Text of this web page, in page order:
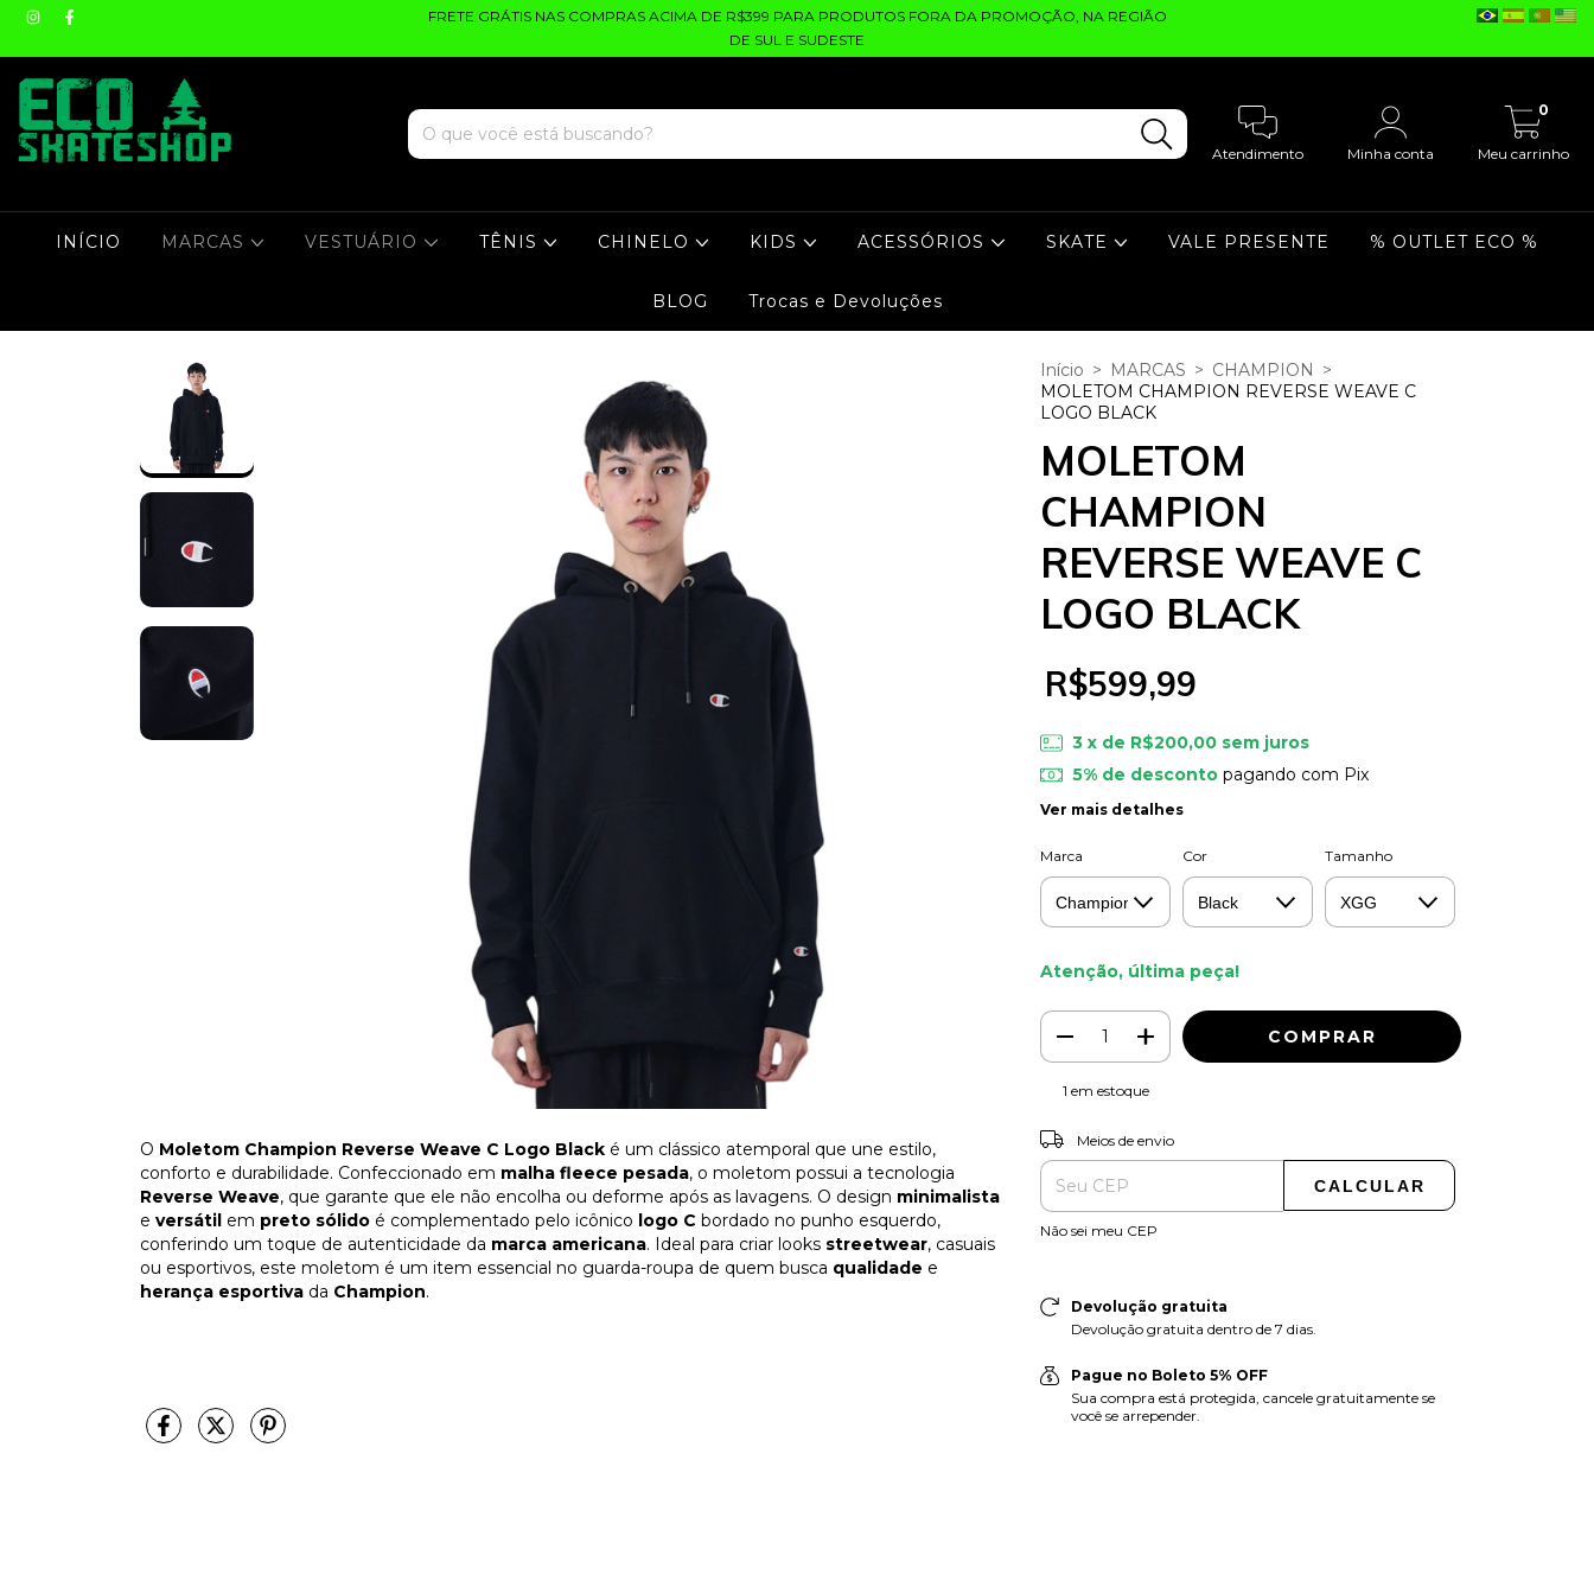
FRETE GRÁTIS NAS COMPRAS ACIMA DE R$399 PARA PRODUTOS FORA DA PROMOÇÃO, NA REGIÃO
DE SUL E SUDESTE
Atendimento Minha conta Meu carrinho
0
INÍCIO MARCAS VESTUÁRIO TÊNIS CHINELO KIDS ACESSÓRIOS SKATE VALE PRESENTE % OUTLET ECO %
BLOG Trocas e Devoluções
O Moletom Champion Reverse Weave C Logo Black é um clássico atemporal que une estilo,
conforto e durabilidade. Confeccionado em malha fleece pesada, o moletom possui a tecnologia
Reverse Weave, que garante que ele não encolha ou deforme após as lavagens. O design minimalista
e versátil em preto sólido é complementado pelo icônico logo C bordado no punho esquerdo,
conferindo um toque de autenticidade da marca americana. Ideal para criar looks streetwear, casuais
ou esportivos, este moletom é um item essencial no guarda-roupa de quem busca qualidade e
herança esportiva da Champion.
Início > MARCAS > CHAMPION >
MOLETOM CHAMPION REVERSE WEAVE C
LOGO BLACK
MOLETOM
CHAMPION
REVERSE WEAVE C
LOGO BLACK
R$599,99
3 x de R$200,00 sem juros
5% de descontopagando com Pix
Ver mais detalhes
Marca Cor Tamanho
Atenção, última peça!
1 em estoque
Entregas para o CEP:
Meios de envio
CALCULAR
Não sei meu CEP
Devolução gratuita
Devolução gratuita dentro de 7 dias.
Pague no Boleto 5% OFF
Sua compra está protegida, cancele gratuitamente se
você se arrepender.